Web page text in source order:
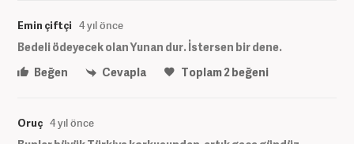
Emin çiftçi 4 yıl önce
Bedeli ödeyecek olan Yunan dur. İstersen bir dene.
Beğen
Cevapla Toplam2 beğeni
Oruç 4 yıl önce